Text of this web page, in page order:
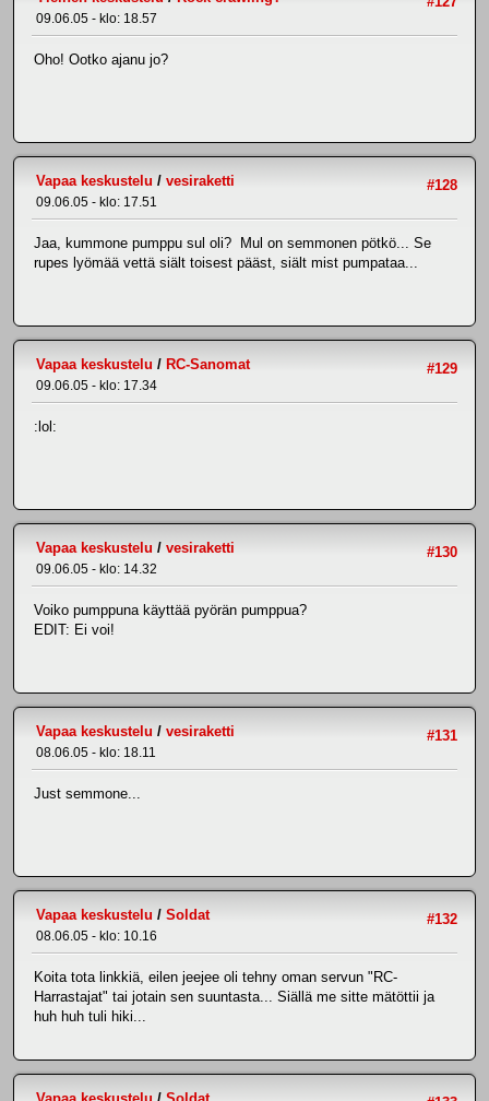
09.06.05 - klo: 18.57
Oho! Ootko ajanu jo?
#128
Vapaa keskustelu / vesiraketti
09.06.05 - klo: 17.51
Jaa, kummone pumppu sul oli? Mul on semmonen pötkö... Se
rupes lyömää vettä siält toisest pääst, siält mist pumpataa...
#129
Vapaa keskustelu / RC-Sanomat
09.06.05 - klo: 17.34
:lol:
#130
Vapaa keskustelu / vesiraketti
09.06.05 - klo: 14.32
Voiko pumppuna käyttää pyörän pumppua?
EDIT: Ei voi!
#131
Vapaa keskustelu / vesiraketti
08.06.05 - klo: 18.11
Just semmone...
#132
Vapaa keskustelu / Soldat
08.06.05 - klo: 10.16
Koita tota linkkiä, eilen jeejee oli tehny oman servun "RC-
Harrastajat" tai jotain sen suuntasta... Siällä me sitte mätöttii ja
huh huh tuli hiki...